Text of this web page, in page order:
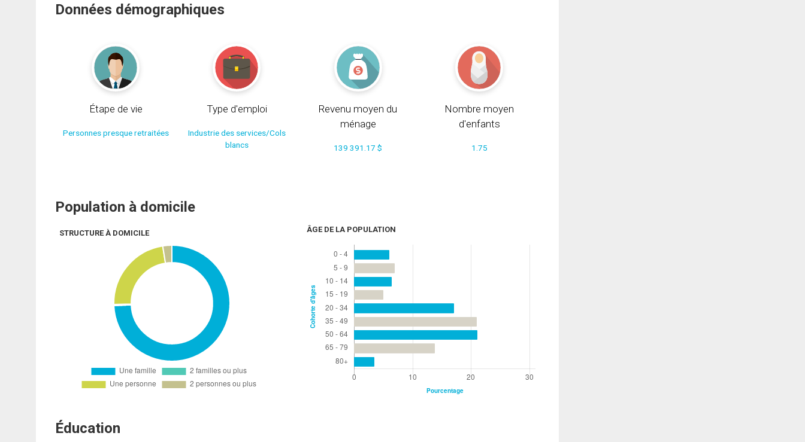
Données démographiques
Étape de vie
Personnes presque retraitées
Type d'emploi
Industrie des services/Cols
blancs
Revenu moyen du
ménage
139 391.17 $
Nombre moyen
d'enfants
1.75
Population à domicile
STRUCTURE À DOMICILE ÂGE DE LA POPULATION
Éducation